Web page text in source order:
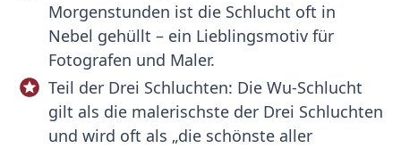
Morgenstunden ist die Schlucht oft in
Nebel gehüllt – ein Lieblingsmotiv für
Fotografen und Maler.
Teil der Drei Schluchten: Die Wu-Schlucht
gilt als die malerischste der Drei Schluchten
und wird oft als „die schönste aller